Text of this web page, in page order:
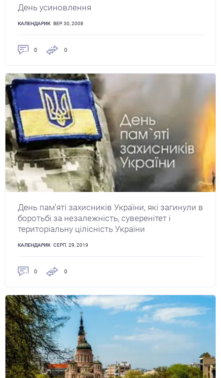
День усиновлення
КАЛЕНДАРИК ВЕР. 30, 2008
0 0
День пам'яті захисників України, які загинули в
боротьбі за незалежність, суверенітет і
територіальну цілісність України
КАЛЕНДАРИК СЕРП. 29, 2019
0 0